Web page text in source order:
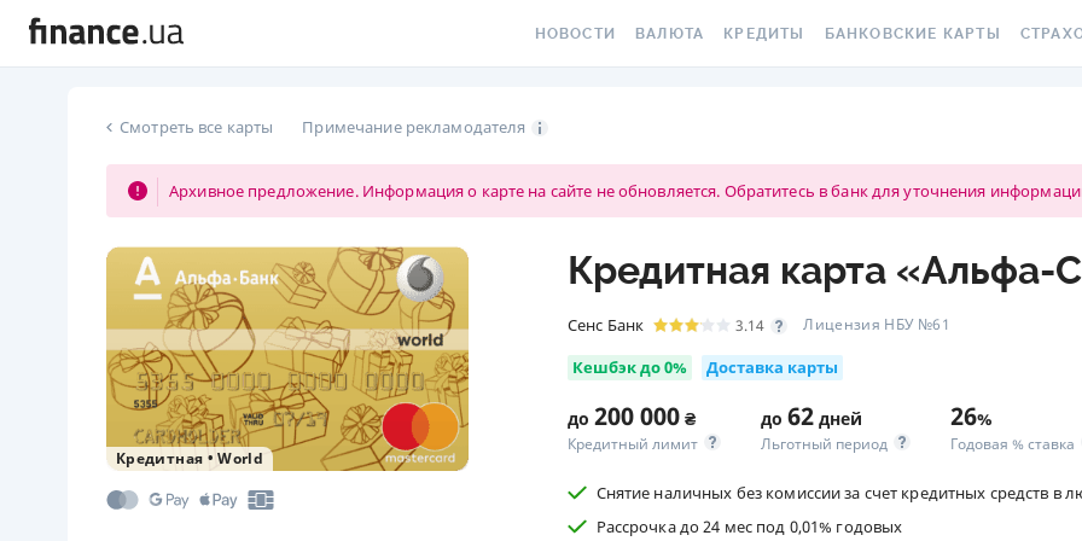
НОВОСТИ
ЛИЧНЫЕ ФИНАНСЫ
НОВОСТИ КОМПАНИЙ
СПЕЦПРОЕКТЫ
ПОЛЕЗНО ЗНАТЬ
ТЕСТЫ
ВАЛЮТА
МІНЯЙЛО
НАЛИЧНЫЕ КУРСЫ
КАРТОЧНЫЕ КУРСЫ
КУРС НБУ
КУРС BITCOIN
КУРСЫ МЕТАЛЛОВ
КРЕДИТЫ
КРЕДИТ ДО ЗАРПЛАТЫ
КРЕДИТ БЕЗ СПРАВОК
РЕЙТИНГ ОНЛАЙН-
КРЕДИТОВ
КРЕДИТНЫЙ КАЛЬКУЛЯТОР
КРЕДИТАМ
БАНКОВСКИЕ КАРТЫ
ДЕБЕТОВЫЕ КАРТЫ
И ОБСЛУЖИВАНИЕМ
ВИРТУАЛЬНЫЕ КАРТЫ
РЕЙТИНГ КАРТ С КЕШБЭКОМ
РЕЙТИНГ КАРТ ДЛЯ
РЕЙТИНГ ДЕБЕТОВЫХ КАРТ
РАКЕТ
КАСКО
Смотреть все карты Примечание рекламодателя
Архивное предложение. Информация о карте на сайте не обновляется. Обратитесь в банк для уточнения
Кредитная карта «Альфа-
Сенс Банк 3.14 Лицензия НБУ №61
Кредитная •World
Кешбэк до 0% Доставка карты
до 200 000 ₴
Кредитный лимит
до 62 дней
Льготный период
26%
Годовая % ставка
Снятие наличных без комиссии за счет кредитных средств в
Рассрочка до 24 мес под 0,01% годовых